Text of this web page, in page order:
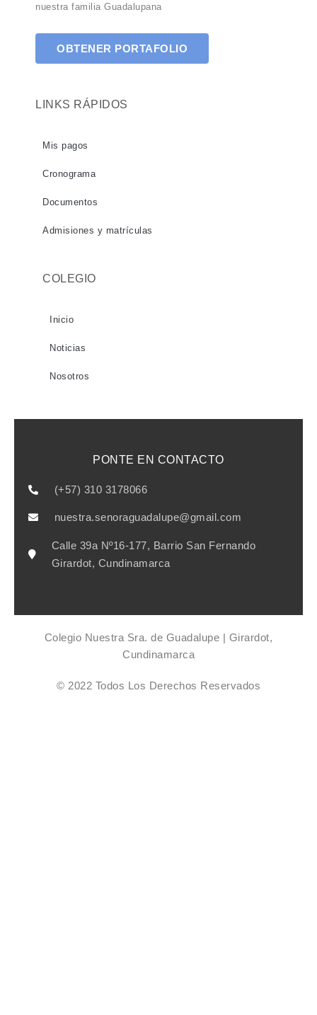
nuestra familia Guadalupana
OBTENER PORTAFOLIO
LINKS RÁPIDOS
Mis pagos
Cronograma
Documentos
Admisiones y matrículas
COLEGIO
Inicio
Noticias
Nosotros
PONTE EN CONTACTO
(+57) 310 3178066
nuestra.senoraguadalupe@gmail.com
Calle 39a Nº16-177, Barrio San Fernando
Girardot, Cundinamarca
Colegio Nuestra Sra. de Guadalupe | Girardot,
Cundinamarca
© 2022 Todos Los Derechos Reservados